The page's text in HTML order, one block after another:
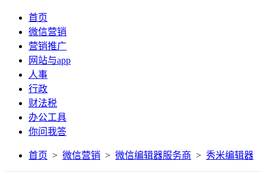
首页
微信营销
营销推广
网站与app
人事
行政
财法税
办公工具
你问我答
首页 > 微信营销 > 微信编辑器服务商 > 秀米编辑器